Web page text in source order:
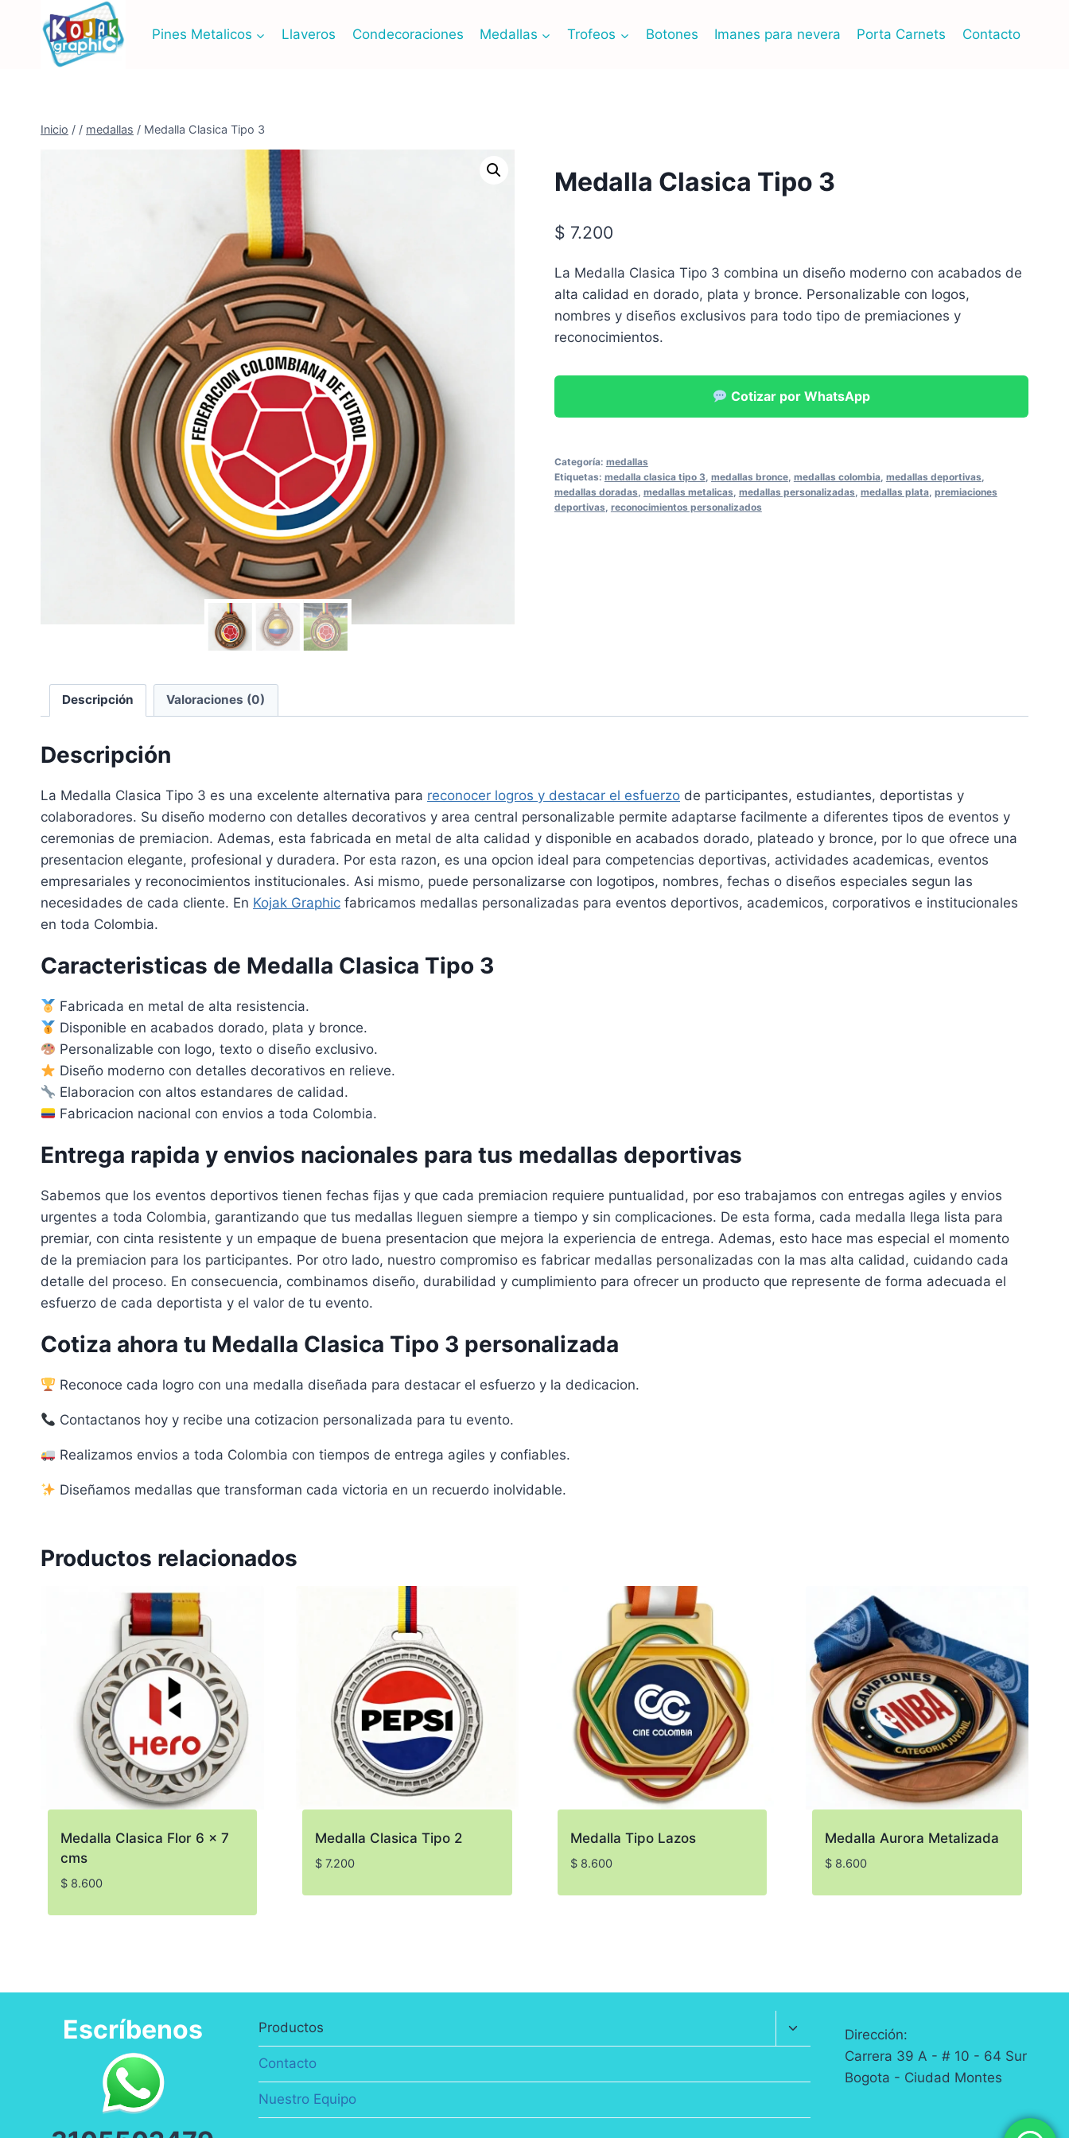
contenido
Pines Metalicos Llaveros Condecoraciones Medallas Trofeos Botones Imanes para nevera Porta Carnets Contacto
Inicio / / medallas / Medalla Clasica Tipo 3
Medalla Clasica Tipo 3
$ 7.200
La Medalla Clasica Tipo 3 combina un diseño moderno con acabados de
alta calidad en dorado, plata y bronce. Personalizable con logos,
nombres y diseños exclusivos para todo tipo de premiaciones y
reconocimientos.
Cotizar por WhatsApp
Categoría: medallas
Etiquetas: medalla clasica tipo 3, medallas bronce, medallas colombia, medallas deportivas
medallas doradas medallas metalicas medallas personalizadas medallas plata, premiaciones
deportivas reconocimientos personalizados
Descripción Valoraciones (0)
Descripción
La Medalla Clasica Tipo 3 es una excelente alternativa para reconocer logros y destacar el esfuerzo de participantes, estudiantes, deportistas y
colaboradores. Su diseño moderno con detalles decorativos y area central personalizable permite adaptarse facilmente a diferentes tipos de eventos y
ceremonias de premiacion. Ademas, esta fabricada en metal de alta calidad y disponible en acabados dorado, plateado y bronce, por lo que ofrece una
presentacion elegante, profesional y duradera. Por esta razon, es una opcion ideal para competencias deportivas, actividades academicas, eventos
empresariales y reconocimientos institucionales. Asi mismo, puede personalizarse con logotipos, nombres, fechas o diseños especiales segun las
necesidades de cada cliente. En Kojak Graphic fabricamos medallas personalizadas para eventos deportivos, academicos, corporativos e institucionales
en toda Colombia.
Caracteristicas de Medalla Clasica Tipo 3
Fabricada en metal de alta resistencia.
Disponible en acabados dorado, plata y bronce.
Personalizable con logo, texto o diseño exclusivo.
Diseño moderno con detalles decorativos en relieve.
Elaboracion con altos estandares de calidad.
Fabricacion nacional con envios a toda Colombia.
Entrega rapida y envios nacionales para tus medallas deportivas
Sabemos que los eventos deportivos tienen fechas fijas y que cada premiacion requiere puntualidad, por eso trabajamos con entregas agiles y envios
urgentes a toda Colombia, garantizando que tus medallas lleguen siempre a tiempo y sin complicaciones. De esta forma, cada medalla llega lista para
premiar, con cinta resistente y un empaque de buena presentacion que mejora la experiencia de entrega. Ademas, esto hace mas especial el momento
de la premiacion para los participantes. Por otro lado, nuestro compromiso es fabricar medallas personalizadas con la mas alta calidad, cuidando cada
detalle del proceso. En consecuencia, combinamos diseño, durabilidad y cumplimiento para ofrecer un producto que represente de forma adecuada el
esfuerzo de cada deportista y el valor de tu evento.
Cotiza ahora tu Medalla Clasica Tipo 3 personalizada
Reconoce cada logro con una medalla diseñada para destacar el esfuerzo y la dedicacion.
Contactanos hoy y recibe una cotizacion personalizada para tu evento.
Realizamos envios a toda Colombia con tiempos de entrega agiles y confiables.
Diseñamos medallas que transforman cada victoria en un recuerdo inolvidable.
Productos relacionados
Medalla Clasica Flor 6 x 7
cms
$8.600
Medalla Clasica Tipo 2
$ 7.200
Medalla Tipo Lazos
$8.600
Medalla Aurora Metalizada
$ 8.600
Escríbenos Productos
Alternar
menú
Contacto
Nuestro Equipo
Dirección:
Carrera 39 A - # 10 - 64 Sur
Bogota - Ciudad Montes